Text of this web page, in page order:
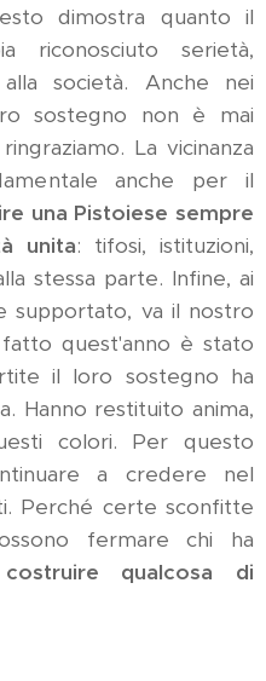
dimostra quanto il
riconosciuto serietà,
società. Anche nei
sostegno non è mai
La vicinanza
anche per il
una Pistoiese sempre
unita: tifosi, istituzioni,
stessa parte. Infine, ai
supportato, va il nostro
quest'anno è stato
il loro sostegno ha
Hanno restituito anima,
colori. Per questo
a credere nel
Perché certe sconfitte
fermare chi ha
costruire qualcosa di